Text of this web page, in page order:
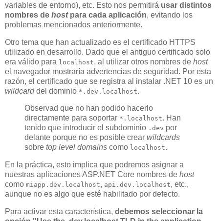
variables de entorno), etc. Esto nos permitirá usar distintos
nombres de hostpara cada aplicación, evitando los
problemas mencionados anteriormente.
Otro tema que han actualizado es el certificado HTTPS
utilizado en desarrollo. Dado que el antiguo certificado solo
era válido para localhost, al utilizar otros nombres de host
el navegador mostraría advertencias de seguridad. Por esta
razón, el certificado que se registra al instalar .NET 10 es un
wildcarddel dominio *.dev.localhost.
Observad que no han podido hacerlo
directamente para soportar *.localhost. Han
tenido que introducir el subdominio .dev por
delante porque no es posible crear wildcards
sobre top level domains como localhost.
En la práctica, esto implica que podremos asignar a
nuestras aplicaciones ASP.NET Core nombres de host
como miapp.dev.localhost, api.dev.localhost, etc.,
aunque no es algo que esté habilitado por defecto.
Para activar esta característica, debemos seleccionar la